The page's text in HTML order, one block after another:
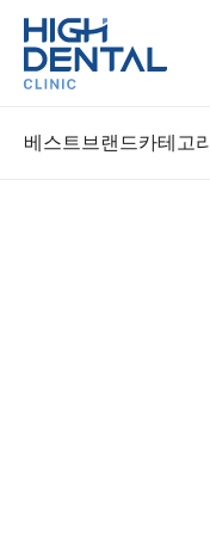
베스트 브랜드카테고리